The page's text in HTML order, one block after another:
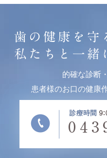
歯の健康を守
私たちと一緒
的確な診断
患者様のお口の健康